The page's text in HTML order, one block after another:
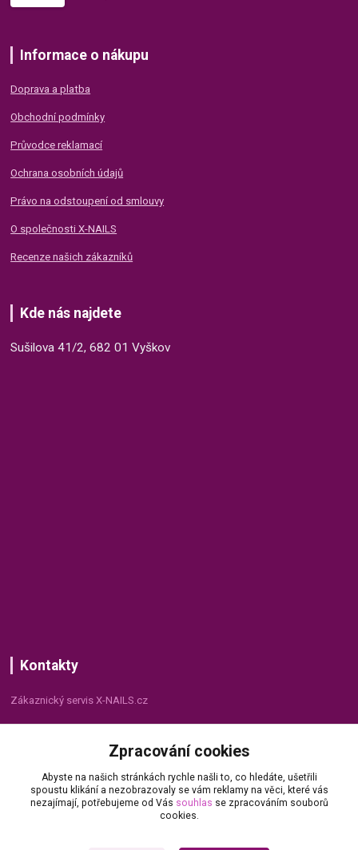
Informace o nákupu
Doprava a platba
Obchodní podmínky
Průvodce reklamací
Ochrana osobních údajů
Právo na odstoupení od smlouvy
O společnosti X-NAILS
Recenze našich zákazníků
Kde nás najdete
Sušilova 41/2, 682 01 Vyškov
Kontakty
Zákaznický servis X-NAILS.cz
+420 735 055 075
info@x-nails.cz
Zpracování cookies
Abyste na našich stránkách rychle našli to, co hledáte, ušetřili
spoustu klikání a nezobrazovaly se vám reklamy na věci, které vás
nezajímají, potřebujeme od Vás souhlas se zpracováním souborů
cookies.